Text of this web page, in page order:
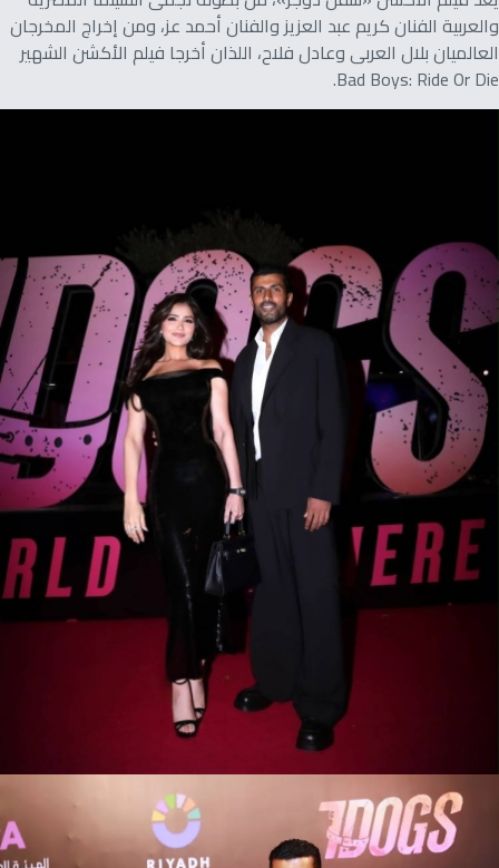
والعربية الفنان كريم عبد العزيز والفنان أحمد عز، ومن إخراج المخرجان
العالميان بلال العربى وعادل فلاح، اللذان أخرجا فيلم الأكشن الشهير
Bad Boys: Ride Or Die.